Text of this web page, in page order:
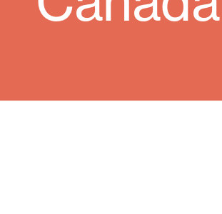
Rideaux de Verre